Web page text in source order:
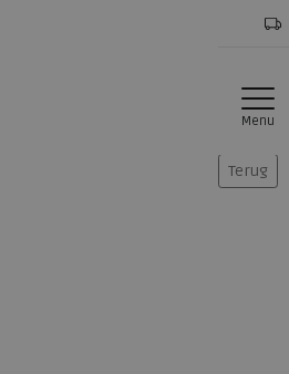
Menu
Terug